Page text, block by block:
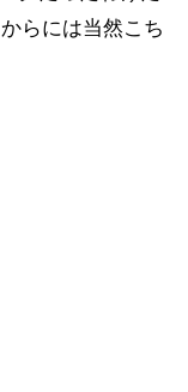
」
らには当然こち